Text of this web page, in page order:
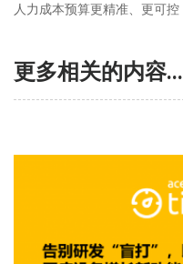
人力成本预算更精准、更可控
更多相关的内容...